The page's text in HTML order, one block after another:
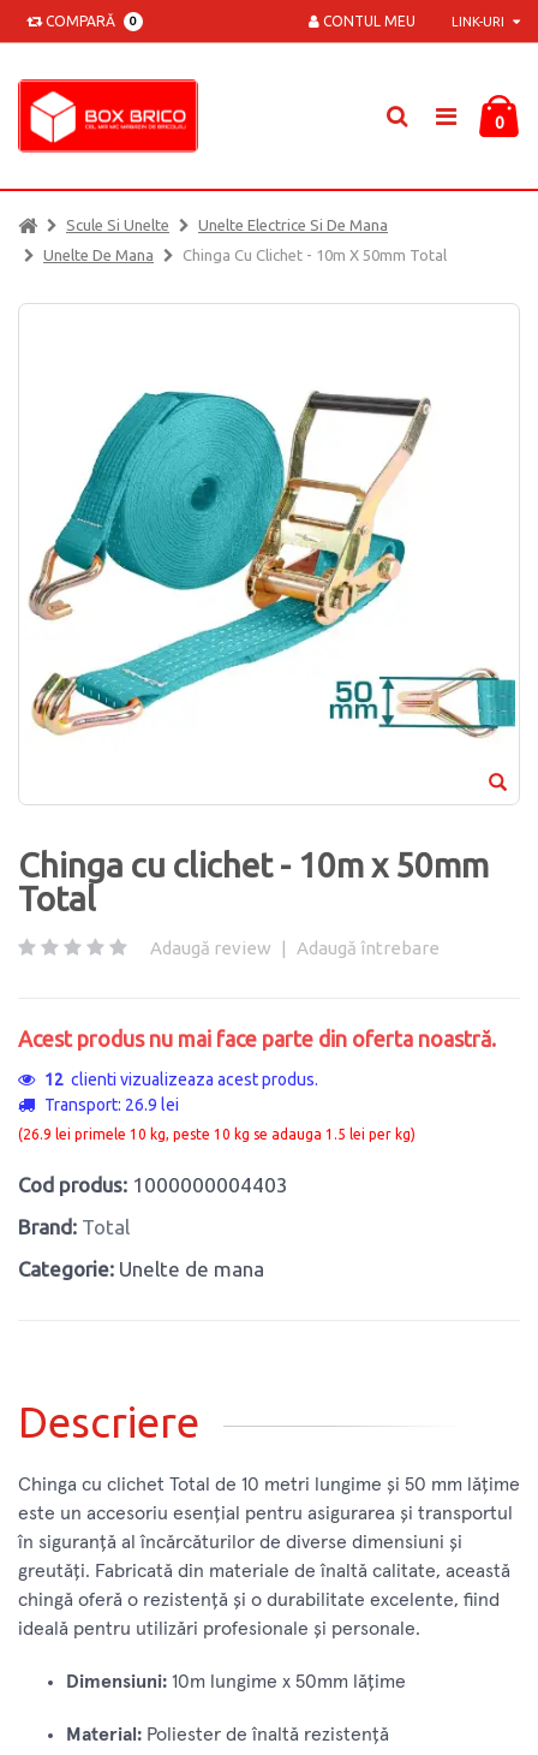
COMPARĂ 0 LINK-URI
CONTUL MEU
0
Scule Si Unelte
Unelte Electrice Si De Mana
Unelte De Mana
Chinga Cu Clichet - 10m X 50mm Total
Chinga cu clichet - 10m x 50mm
Total
Adaugă review | Adaugă întrebare
Acest produs nu mai face parte din oferta noastră.
12 clienti vizualizeaza acest produs.
Transport: 26.9 lei
(26.9 lei primele 10 kg, peste 10 kg se adauga 1.5 lei per kg)
Cod produs: 1000000004403
Brand: Total
Categorie: Unelte de mana
Descriere
Chinga cu clichet Total de 10 metri lungime și 50 mm lățime
este un accesoriu esențial pentru asigurarea și transportul
în siguranță al încărcăturilor de diverse dimensiuni și
greutăți. Fabricată din materiale de înaltă calitate, această
chingă oferă o rezistență și o durabilitate excelente, fiind
ideală pentru utilizări profesionale și personale.
Dimensiuni: 10m lungime x 50mm lățime
Material: Poliester de înaltă rezistență